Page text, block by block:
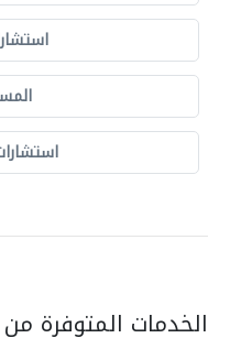
الخدمات المتوفرة